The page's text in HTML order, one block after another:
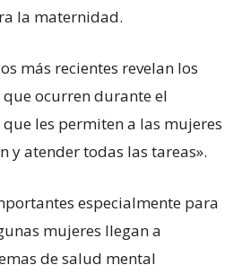
la maternidad.
más recientes revelan los
ocurren durante el
les permiten a las mujeres
y atender todas las tareas».
especialmente para
mujeres llegan a
de salud mental